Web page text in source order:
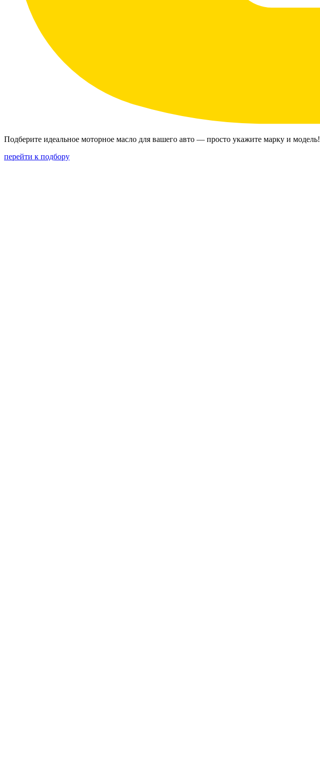
Подберите идеальное моторное масло для вашего авто — просто укажите марку и модель!
перейти к подбору